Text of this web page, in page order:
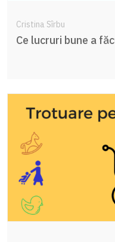
Cristina Sîrbu
Ce lucruri bune a